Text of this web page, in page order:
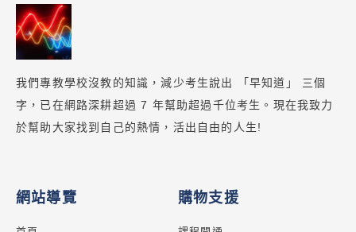
我們專教學校沒教的知識，減少考生說出 「早知道」 三個
字，已在網路深耕超過 7 年幫助超過千位考生。現在我致力
於幫助大家找到自己的熱情，活出自由的人生!
網站導覽 購物支援